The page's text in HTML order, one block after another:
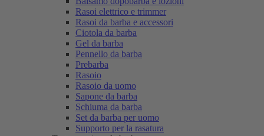
Rasoi elettrico e trimmer
Rasoi da barba e accessori
Ciotola da barba
Gel da barba
Pennello da barba
Prebarba
Rasoio
Rasoio da uomo
Sapone da barba
Schiuma da barba
Set da barba per uomo
Supporto per la rasatura